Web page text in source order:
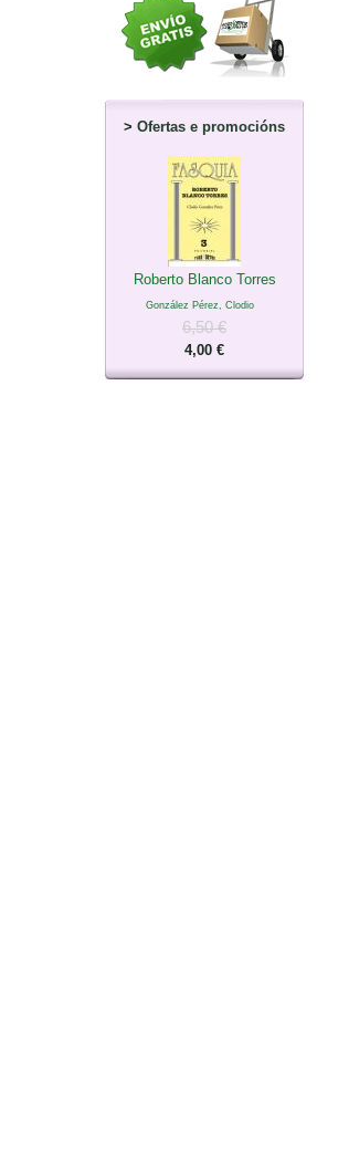
> Ofertas e promocións
Roberto Blanco Torres
González Pérez, Clodio
6,50 €
4,00 €